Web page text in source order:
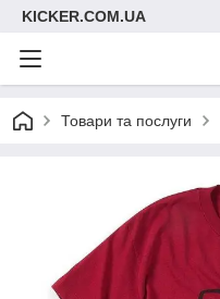
KICKER.COM.UA
Товари та послуги